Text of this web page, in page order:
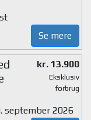
Se mere
kr. 13.900
Eksklusiv
forbrug
september 2026